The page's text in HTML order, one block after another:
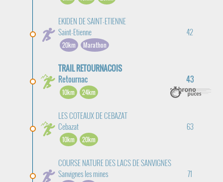
EKIDEN DE SAINT-ETIENNE
Saint-Etienne
42
20km Marathon
TRAIL RETOURNACOIS
Retournac
43
10km 24km
LES COTEAUX DE CEBAZAT
Cebazat
63
10km 20km
COURSE NATURE DES LACS DE SANVIGNES
Sanvignes les mines
71